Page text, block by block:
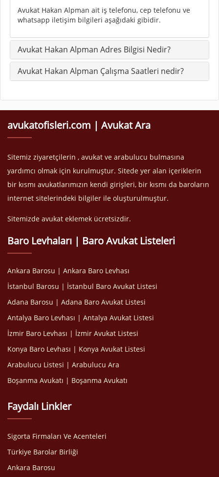
Avukat Hakan Alpman ait iş telefonu, cep telefonu ve
whatsapp iletişim bilgileri aşağıdaki gibidir.
Avukat Hakan Alpman Adres Bilgisi Nedir?
Avukat Hakan Alpman Çalışma Saatleri nedir?
avukatofisleri.com | Avukat Ara
Sitemiz ziyaretçilerin , avukat ve arabulucu bulmasına
yardımcı olmak için kurulmuştur. Sitede yer alan içeriklerin
bir kısmı avukatlarımızın kendi girişleri, bir kısmı da baroların
internet sitelerindeki bilgiler ile oluşturulmuştur.
Sitemizde avukat eklemek ücretsizdir.
Baro Levhaları | Baro Avukat Listeleri
Ankara Barosu | Ankara Baro Levhası
İstanbul Barosu | İstanbul Baro Avukat Listesi
Adana Barosu | Adana Baro Avukat Listesi
Antalya Baro Levhası | Antalya Avukat Listesi
İzmir Baro Levhası | İzmir Avukat Listesi
Konya Baro Levhası | Konya Avukat Listesi
Arabulucu Listesi | Arabulucu Ara
Boşanma Avukatı | Boşanma Avukatı
Faydalı Linkler
Sigorta Firmaları Ve Acenteleri
Türkiye Barolar Birliği
Ankara Barosu